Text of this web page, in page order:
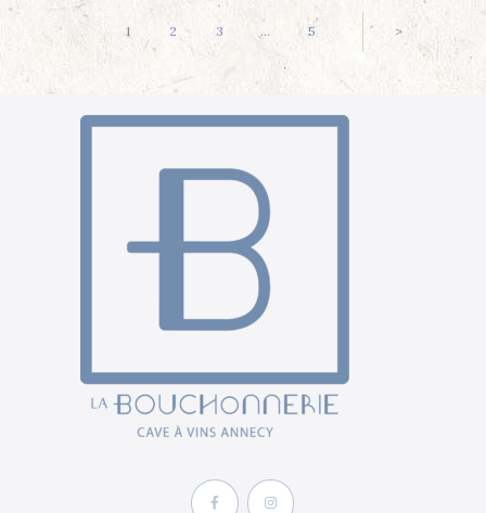
Pagination
publications
PAGE
1 PAGE
2 PAGE
3 … PAGE
5 >